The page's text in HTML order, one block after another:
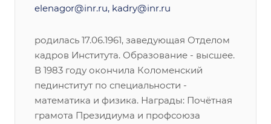
elenagor@inr.ru, kadry@inr.ru
родилась 17.06.1961, заведующая Отделом
кадров Института. Образование - высшее.
В 1983 году окончила Коломенский
пединститут по специальности -
математика и физика. Награды: Почётная
грамота Президиума и профсоюза